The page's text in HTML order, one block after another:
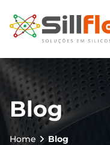
Blog
Home Blog